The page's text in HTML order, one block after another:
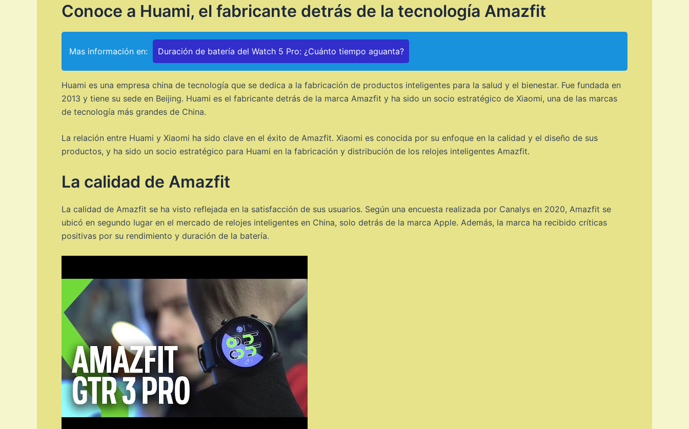
Conoce a Huami, el fabricante detrás de la tecnología Amazfit
Mas información en: Duración de batería del Watch 5 Pro: ¿Cuánto tiempo aguanta?
Huami es una empresa china de tecnología que se dedica a la fabricación de productos inteligentes para la salud y el bienestar. Fue fundada en
2013 y tiene su sede en Beijing. Huami es el fabricante detrás de la marca Amazfit y ha sido un socio estratégico de Xiaomi, una de las marcas
de tecnología más grandes de China.
La relación entre Huami y Xiaomi ha sido clave en el éxito de Amazfit. Xiaomi es conocida por su enfoque en la calidad y el diseño de sus
productos, y ha sido un socio estratégico para Huami en la fabricación y distribución de los relojes inteligentes Amazfit.
La calidad de Amazfit
La calidad de Amazfit se ha visto reflejada en la satisfacción de sus usuarios. Según una encuesta realizada por Canalys en 2020, Amazfit se
ubicó en segundo lugar en el mercado de relojes inteligentes en China, solo detrás de la marca Apple. Además, la marca ha recibido críticas
positivas por su rendimiento y duración de la batería.